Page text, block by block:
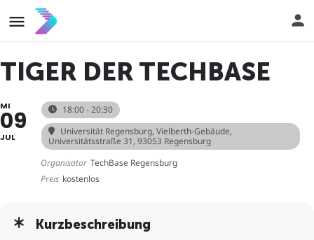
TIGER DER TECHBASE
MI
09
JUL
18:00 - 20:30
Universität Regensburg, Vielberth-Gebäude,
Universitätsstraße 31, 93053 Regensburg
Organisator TechBase Regensburg
Preis kostenlos
Kurzbeschreibung